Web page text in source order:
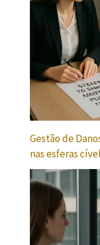
Gestão de
nas esferas